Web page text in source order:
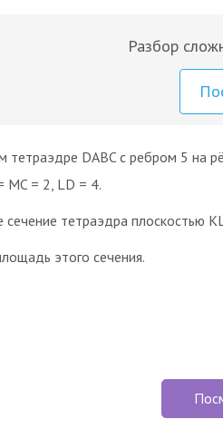
Разбор
тетраэдре DABC с ребром 5 на
MC = 2, LD = 4.
сечение тетраэдра плоскостью
этого сечения.